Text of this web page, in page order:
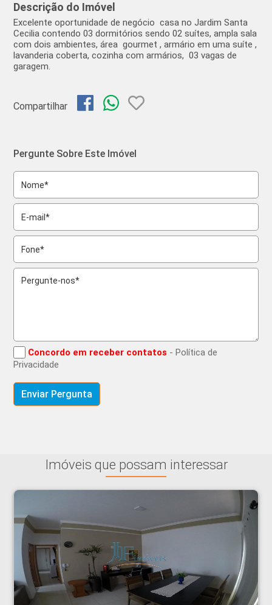
Descrição do Imóvel
Excelente oportunidade de negócio casa no Jardim Santa
Cecilia contendo 03 dormitórios sendo 02 suítes, ampla sala
com dois ambientes, área gourmet , armário em uma suíte ,
lavanderia coberta, cozinha com armários, 03 vagas de
garagem.
Compartilhar
Pergunte Sobre Este Imóvel
Concordo em receber contatos - Política de
Privacidade
Imóveis que possam interessar